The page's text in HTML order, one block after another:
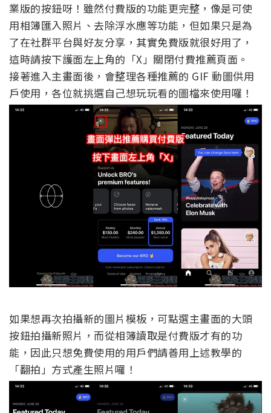
業版的按鈕呀！雖然付費版的功能更完整，像是可使
用相簿匯入照片、去除浮水應等功能，但如果只是為
了在社群平台與好友分享，其實免費版就很好用了，
這時請按下護面左上角的「X」關閉付費推薦頁面。
接著進入主畫面後，會整理各種推薦的 GIF 動圖供用
戶使用，各位就挑選自己想玩玩看的圖檔來使用囉！
如果想再次拍攝新的圖片模板，可點選主畫面的大頭
按鈕拍攝新照片，而從相簿讀取是付費版才有的功
能，因此只想免費使用的用戶們請善用上述教學的
「翻拍」方式產生照片囉！